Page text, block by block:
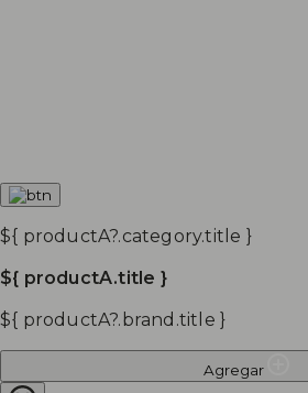
${ productA?.category.title }
${ productA.title }
${ productA?.brand.title }
Agregar